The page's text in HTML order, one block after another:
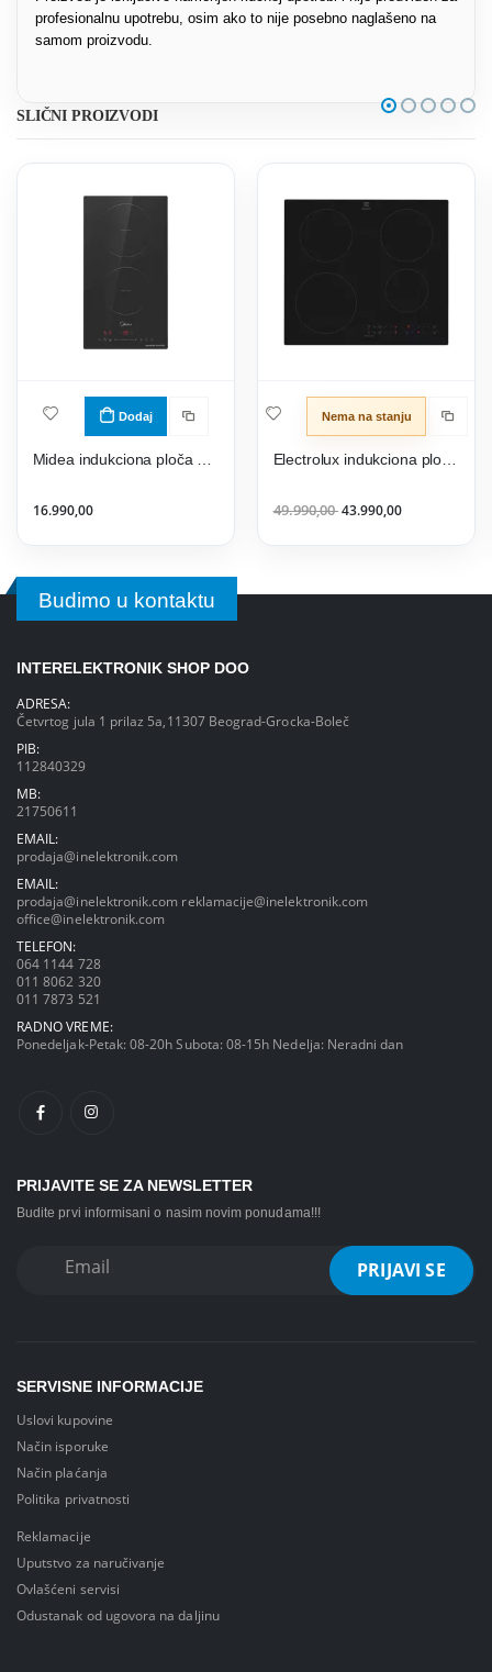
profesionalnu upotrebu, osim ako to nije posebno naglašeno na
samom proizvodu.
SLIČNI PROIZVODI
Dodaj
Midea indukciona ploča MIH350D157K0
16.990,00
Nema na stanju
Electrolux indukciona ploča EIT60433CT
49.990,0043.990,00
Budimo u kontaktu
INTERELEKTRONIK SHOP DOO
ADRESA:
Četvrtog jula 1 prilaz 5a,11307 Beograd-Grocka-Boleč
PIB:
112840329
MB:
21750611
EMAIL:
prodaja@inelektronik.com
EMAIL:
prodaja@inelektronik.com reklamacije@inelektronik.com
office@inelektronik.com
TELEFON:
064 1144 728
011 8062 320
011 7873 521
RADNO VREME:
Ponedeljak-Petak: 08-20h Subota: 08-15h Nedelja: Neradni dan
PRIJAVITE SE ZA NEWSLETTER
Budite prvi informisani o nasim novim ponudama!!!
SERVISNE INFORMACIJE
Uslovi kupovine
Način isporuke
Način plaćanja
Politika privatnosti
Reklamacije
Uputstvo za naručivanje
Ovlašćeni servisi
Odustanak od ugovora na daljinu